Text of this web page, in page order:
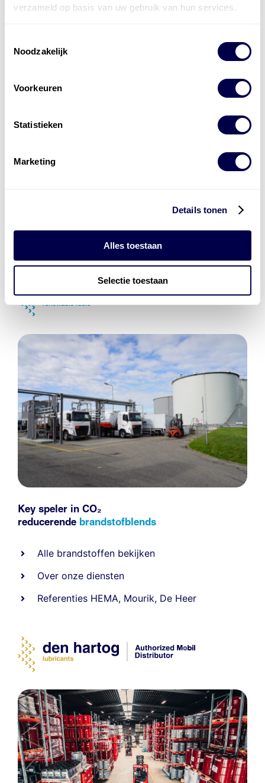
verzameld op basis van uw gebruik van hun services.
Noodzakelijk
Voorkeuren
Statistieken
Marketing
Details tonen
Alles toestaan
Selectie toestaan
Levert complete
laad- en accu oplossingen
enLaadpassen
Key speler in CO₂
reducerende brandstofblends
Alle brandstoffen bekijken
Over onze diensten
Referenties HEMA, Mourik, De Heer